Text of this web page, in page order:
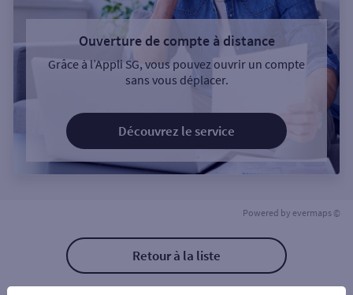
Ouverture de compte à distance
Grâce à l’Appli SG, vous pouvez ouvrir un compte
sans vous déplacer.
Découvrez le service
Powered by evermaps ©
Retour à la liste